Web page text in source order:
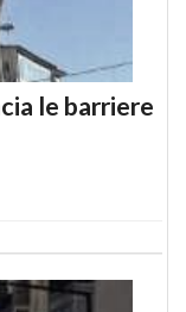
le barriere